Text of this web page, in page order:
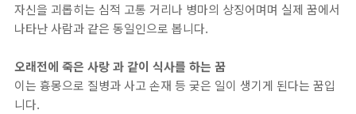
자신을 괴롭히는 심적 고통 거리나 병마의 상징어며며 실제 꿈에서
나타난 사람과 같은 동일인으로 봅니다.
오래전에 죽은 사랑 과 같이 식사를 하는 꿈
이는 흉몽으로 질병과 사고 손재 등 궂은 일이 생기게 된다는 꿈입
니다.